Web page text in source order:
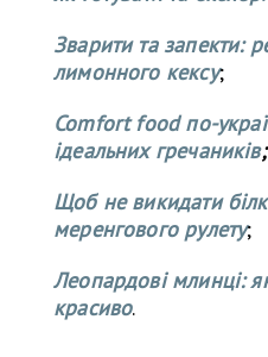
Зварити та запекти:
лимонного кексу;
Comfort food по-
ідеальних гречаників;
Щоб не викидати
меренгового рулету;
Леопардові млинці:
красиво.